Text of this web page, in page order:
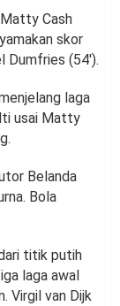
Cash
skor
Dumfries (54′).
laga
usai Matty
Belanda
Bola
titik putih
laga awal
Virgil van Dijk